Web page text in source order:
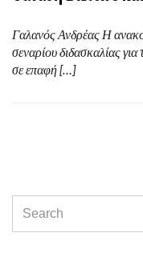
Γαλανός Ανδρέας Η
σεναρίου διδασκαλίας
σε επαφή […]